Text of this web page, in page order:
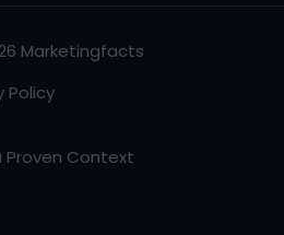
Marketingfacts
Policy
Context